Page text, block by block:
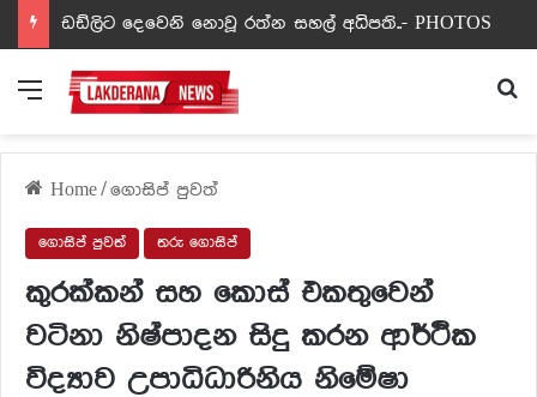
සවල් පහර දීමේ සිද්ධියේ සැකකරුවන් රිමාන්ඩ් – පියුමි හංසමාලිගේ පුත්‍රයා පරිවාසයට.
Menu
Home/ගොසිප් පුවත්
ගොසිප් පුවත් තරු ගොසිප්
කුරක්කන් සහ කොස් එකතුවෙන්
වටිනා නිෂ්පාදන සිදු කරන ආර්ථික
විද්‍යාව උපාධිධාරිනිය නිමේෂා